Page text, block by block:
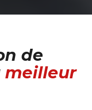
de
meilleur